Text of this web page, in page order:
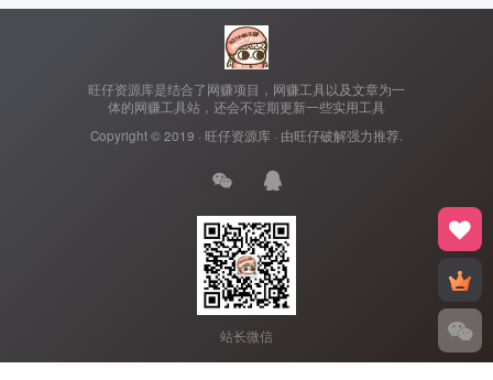
旺仔资源库是结合了网赚项目，网赚工具以及文章为一
体的网赚工具站，还会不定期更新一些实用工具
Copyright © 2019 · 旺仔资源库 · 由旺仔破解强力推荐.
站长微信